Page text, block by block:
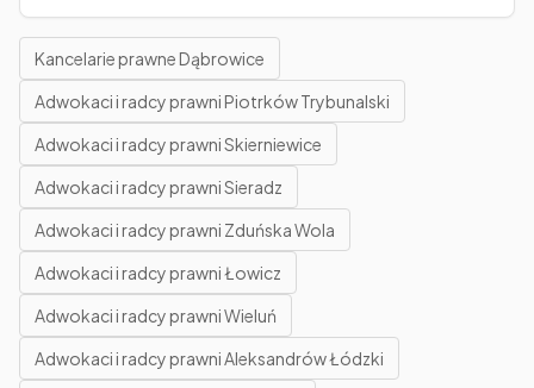
Kancelarie prawne Dąbrowice
Adwokaci i radcy prawni Piotrków Trybunalski
Adwokaci i radcy prawni Skierniewice
Adwokaci i radcy prawni Sieradz
Adwokaci i radcy prawni Zduńska Wola
Adwokaci i radcy prawni Łowicz
Adwokaci i radcy prawni Wieluń
Adwokaci i radcy prawni Aleksandrów Łódzki